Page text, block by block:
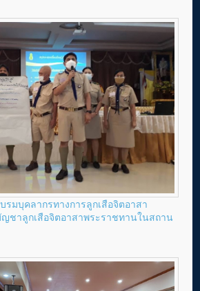
รมบุคลากรทางการลูกเสือจิตอาสา
ชาลูกเสือจิตอาสาพระราชทานในสถาน